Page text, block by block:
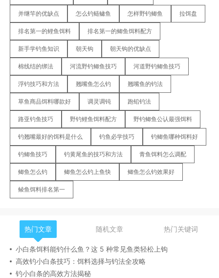
并继竿的优缺点 怎么钓鲢鳙鱼 怎样野钓鲫鱼 拉饵盘
排名第一的鲤鱼饵料 排名第一的鲫鱼饵料配方
新手学钓鱼知识 朝天钩 朝天钩的优缺点
棉线结的绑法 河流野钓鲫鱼技巧 河道野钓鲫鱼技巧
浮钓技巧和方法 翘嘴鱼怎么钓 翘嘴鱼的钓法
草鱼商品饵料哪款好 调灵调钝 跑铅钓法
路亚钓鱼技巧 野钓鲤鱼饵料配方 野钓鲫鱼公认最强饵料
钓翘嘴最好的饵料是什么 钓鱼必学技巧 钓鲫鱼哪种饵料好
钓鲫鱼技巧 钓黄尾鱼的技巧和方法 青鱼饵料怎么调配
鲫鱼怎么钓 鲫鱼怎么钓上鱼快 鲫鱼怎么钓效果好
鲮鱼饵料排名第一
热门文章 随机文章 热门关键词
小白条饵料能钓什么鱼？这 5 种常见鱼类轻松上钩
高效钓小白条技巧：饵料选择与钓法全攻略
钓小白条的高效方法揭秘